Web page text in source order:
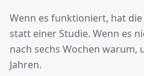
Wenn es funktioniert, hat
statt einer Studie. Wenn es
nach sechs Wochen warum,
Jahren.